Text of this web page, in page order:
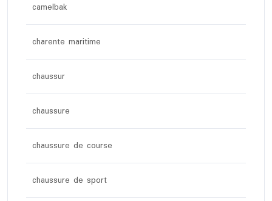
camelbak
charente maritime
chaussur
chaussure
chaussure de course
chaussure de sport